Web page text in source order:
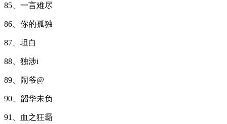
85、一言难尽
86、你的孤独
87、坦白
88、独涉i
89、闹爷@
90、韶华未负
91、血之狂霸